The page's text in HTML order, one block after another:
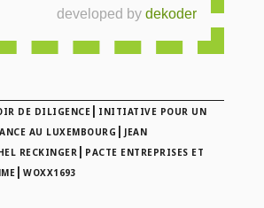
developed bydekoder
DE DILIGENCE | INITIATIVE POUR UN
AU LUXEMBOURG | JEAN
RECKINGER | PACTE ENTREPRISES ET
|WOXX1693